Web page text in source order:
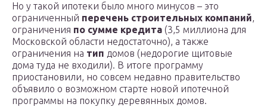
Но у такой ипотеки было много минусов – это
ограниченный перечень строительных компаний,
ограничения по сумме кредита (3,5 миллиона для
Московской области недостаточно), а также
ограничения на тип домов (недорогие щитовые
дома туда не входили). В итоге программу
приостановили, но совсем недавно правительство
объявило о возможном старте новой ипотечной
программы на покупку деревянных домов.